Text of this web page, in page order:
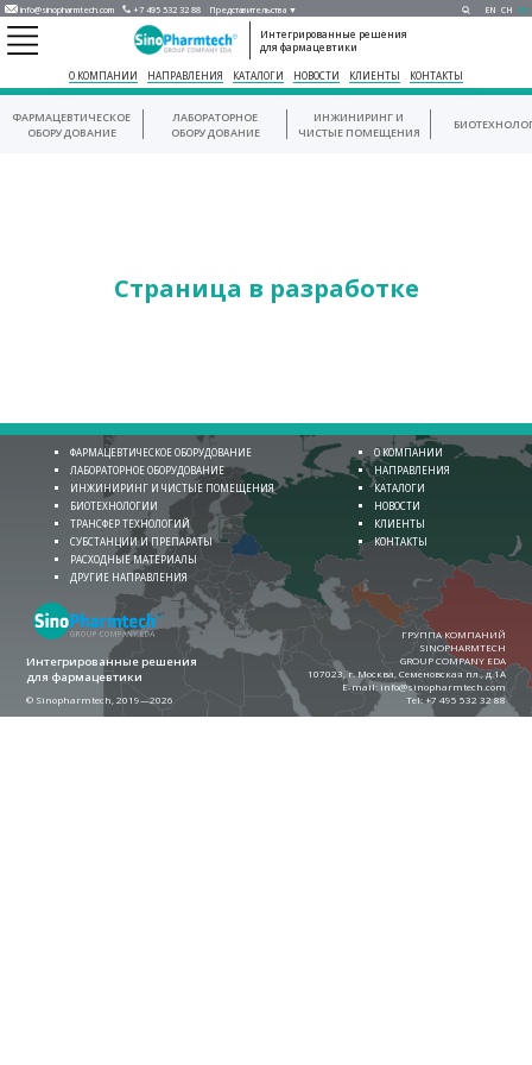
info@sinopharmtech.com +7 495 532 32 88 Представительства ▼ EN CH RU
Интегрированные решения
для фармацевтики
О КОМПАНИИ НАПРАВЛЕНИЯ КАТАЛОГИ НОВОСТИ КЛИЕНТЫ КОНТАКТЫ
ФАРМАЦЕВТИЧЕСКОЕ
ОБОРУДОВАНИЕ
ЛАБОРАТОРНОЕ
ОБОРУДОВАНИЕ
ИНЖИНИРИНГ И
ЧИСТЫЕ ПОМЕЩЕНИЯ
Страница в разработке
Интегрированные решения
для фармацевтики
© Sinopharmtech, 2019—2026
ФАРМАЦЕВТИЧЕСКОЕ ОБОРУДОВАНИЕ
ЛАБОРАТОРНОЕ ОБОРУДОВАНИЕ
ИНЖИНИРИНГ И ЧИСТЫЕ ПОМЕЩЕНИЯ
БИОТЕХНОЛОГИИ
ТРАНСФЕР ТЕХНОЛОГИЙ
СУБСТАНЦИИ И ПРЕПАРАТЫ
РАСХОДНЫЕ МАТЕРИАЛЫ
ДРУГИЕ НАПРАВЛЕНИЯ
О КОМПАНИИ
НАПРАВЛЕНИЯ
КАТАЛОГИ
НОВОСТИ
КЛИЕНТЫ
КОНТАКТЫ
ГРУППА КОМПАНИЙ
SINOPHARMTECH
GROUP COMPANY EDA
107023, г. Москва, Семеновская пл., д.1А
E-mail:info@sinopharmtech.com
Теl:+7 495 532 32 88